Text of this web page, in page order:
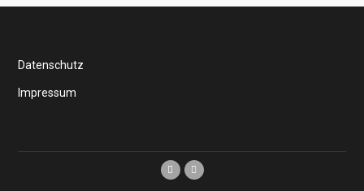
Datenschutz
Impressum